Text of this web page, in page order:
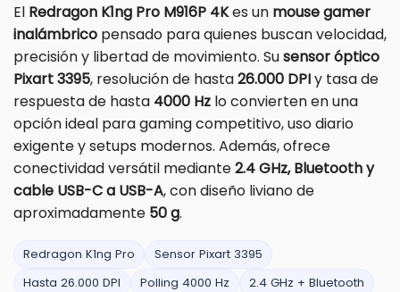
El Redragon K1ng Pro M916P 4Kes un mouse gamer
inalámbrico pensado para quienes buscan velocidad,
precisión y libertad de movimiento. Susensor óptico
Pixart 3395, resolución de hasta26.000 DPIy tasa de
respuesta de hasta 4000 Hz lo convierten en una
opción ideal para gaming competitivo, uso diario
exigente y setups modernos. Además, ofrece
conectividad versátil mediante2.4 GHz, Bluetooth y
cable USB-C a USB-A, con diseño liviano de
aproximadamente 50 g.
Redragon K1ng Pro
Sensor Pixart 3395
Hasta 26.000 DPI
Polling 4000 Hz
2.4 GHz + Bluetooth